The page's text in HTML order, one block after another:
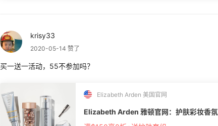
krisy33
2020-05-14 赞了
买一送一活动，55不参加吗？
Elizabeth Arden 美国官网
Elizabeth Arden 雅顿官网：护肤彩妆香氛